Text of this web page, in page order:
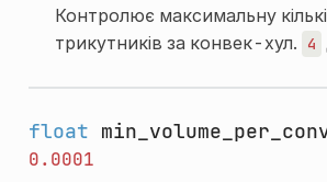
Контролює максимальну
трикутників за конвек-хул.
4
float
0.0001